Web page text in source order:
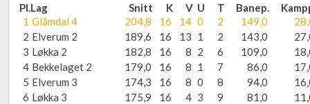
Pl.Lag Snitt K V U T Banep.
1 Glåmdal 4 204,8 16 14 0 2 149,0
2 Elverum 2 189,6 16 13 1 2 143,0
3 Løkka 2 182,8 16 8 2 6 109,0
4 Bekkelaget 2 179,0 16 8 1 7 86,0
5 Elverum 3 174,3 16 8 0 8 94,0
6 Løkka 3 175,9 16 4 3 9 81,0